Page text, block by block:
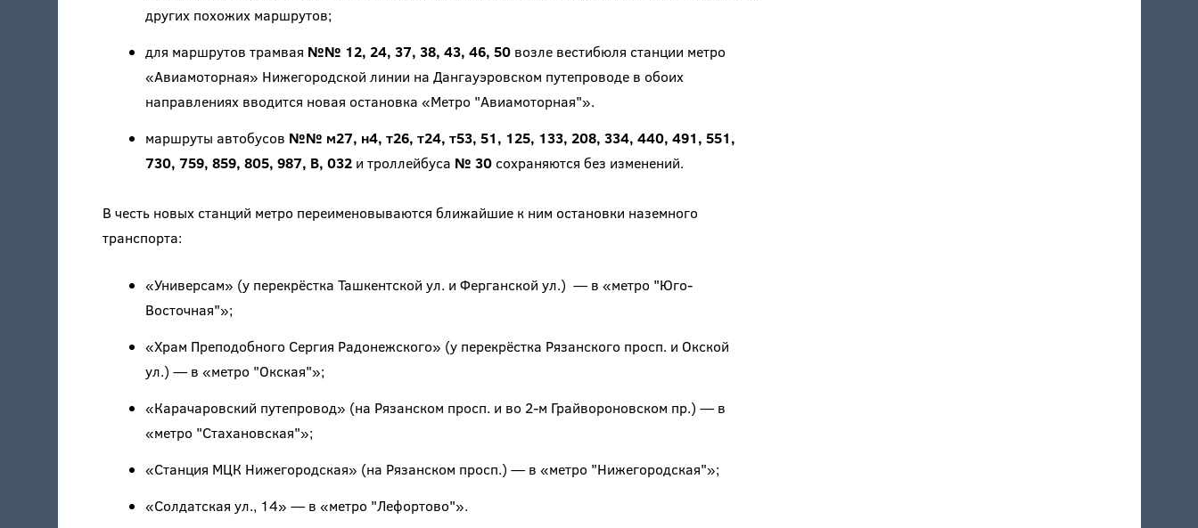
других похожих маршрутов;
для маршрутов трамвая №№ 12, 24, 37, 38, 43, 46, 50 возле вестибюля станции метро
«Авиамоторная» Нижегородской линии на Дангауэровском путепроводе в обоих
направлениях вводится новая остановка «Метро "Авиамоторная"».
маршруты автобусов №№ м27, н4, т26, т24, т53, 51, 125, 133, 208, 334, 440, 491, 551,
730, 759, 859, 805, 987, В, 032 и троллейбуса № 30сохраняются без изменений.
В честь новых станций метро переименовываются ближайшие к ним остановки наземного
транспорта:
«Универсам» (у перекрёстка Ташкентской ул. и Ферганской ул.) — в «метро "Юго-
Восточная"»;
«Храм Преподобного Сергия Радонежского» (у перекрёстка Рязанского просп. и Окской
ул.) — в «метро "Окская"»;
«Карачаровский путепровод» (на Рязанском просп. и во 2-м Грайвороновском пр.) — в
«метро "Стахановская"»;
«Станция МЦК Нижегородская» (на Рязанском просп.) — в «метро "Нижегородская"»;
«Солдатская ул., 14» — в «метро "Лефортово"».